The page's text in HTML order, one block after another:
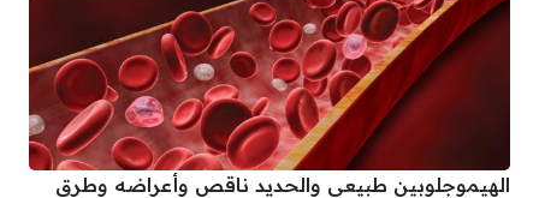
الهيموجلوبين طبيعي والحديد ناقص وأعراضه وطرق